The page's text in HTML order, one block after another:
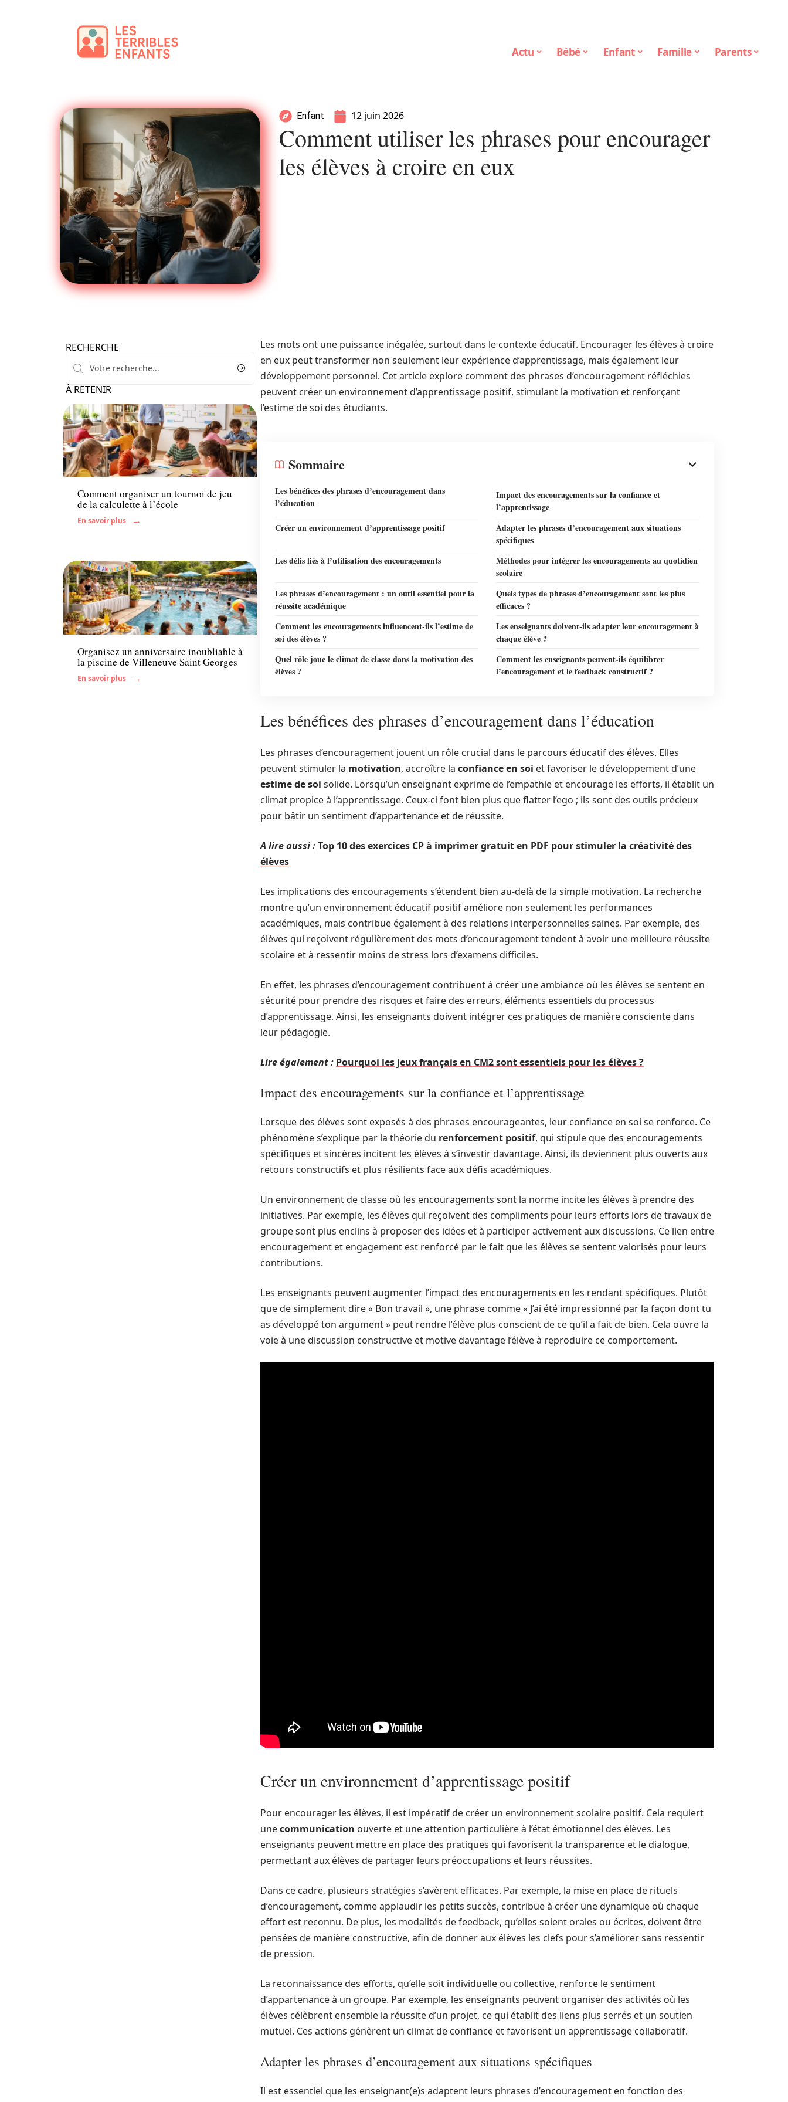
Actu Bébé Enfant Famille Parents
Enfant 12 juin 2026
Comment utiliser les phrases pour encourager
les élèves à croire en eux
RECHERCHE
À RETENIR
Enfant
Comment organiser un tournoi de jeu
de la calculette à l’école
En savoir plus
Famille
Organisez un anniversaire inoubliable à
la piscine de Villeneuve Saint Georges
En savoir plus
Les mots ont une puissance inégalée, surtout dans le contexte éducatif. Encourager les élèves à croire
en eux peut transformer non seulement leur expérience d’apprentissage, mais également leur
développement personnel. Cet article explore comment des phrases d’encouragement réfléchies
peuvent créer un environnement d’apprentissage positif, stimulant la motivation et renforçant
l’estime de soi des étudiants.
Sommaire
Les bénéfices des phrases d’encouragement dans
l’éducation
Impact des encouragements sur la confiance et
l’apprentissage
Créer un environnement d’apprentissage positif
Adapter les phrases d’encouragement aux situations
spécifiques
Les défis liés à l’utilisation des encouragements
Méthodes pour intégrer les encouragements au quotidien
scolaire
Les phrases d’encouragement : un outil essentiel pour la
réussite académique
Quels types de phrases d’encouragement sont les plus
efficaces ?
Comment les encouragements influencent-ils l’estime de
soi des élèves ?
Les enseignants doivent-ils adapter leur encouragement à
chaque élève ?
Quel rôle joue le climat de classe dans la motivation des
élèves ?
Comment les enseignants peuvent-ils équilibrer
l’encouragement et le feedback constructif ?
Les bénéfices des phrases d’encouragement dans l’éducation
Les phrases d’encouragement jouent un rôle crucial dans le parcours éducatif des élèves. Elles
peuvent stimuler la motivation, accroître la confiance en soi et favoriser le développement d’une
estime de soi solide. Lorsqu’un enseignant exprime de l’empathie et encourage les efforts, il établit un
climat propice à l’apprentissage. Ceux-ci font bien plus que flatter l’ego ; ils sont des outils précieux
pour bâtir un sentiment d’appartenance et de réussite.
A lire aussi :Top 10 des exercices CP à imprimer gratuit en PDF pour stimuler la créativité des
élèves
Les implications des encouragements s’étendent bien au-delà de la simple motivation. La recherche
montre qu’un environnement éducatif positif améliore non seulement les performances
académiques, mais contribue également à des relations interpersonnelles saines. Par exemple, des
élèves qui reçoivent régulièrement des mots d’encouragement tendent à avoir une meilleure réussite
scolaire et à ressentir moins de stress lors d’examens difficiles.
En effet, les phrases d’encouragement contribuent à créer une ambiance où les élèves se sentent en
sécurité pour prendre des risques et faire des erreurs, éléments essentiels du processus
d’apprentissage. Ainsi, les enseignants doivent intégrer ces pratiques de manière consciente dans
leur pédagogie.
Lire également : Pourquoi les jeux français en CM2 sont essentiels pour les élèves ?
Impact des encouragements sur la confiance et l’apprentissage
Lorsque des élèves sont exposés à des phrases encourageantes, leur confiance en soi se renforce. Ce
phénomène s’explique par la théorie du renforcement positif, qui stipule que des encouragements
spécifiques et sincères incitent les élèves à s’investir davantage. Ainsi, ils deviennent plus ouverts aux
retours constructifs et plus résilients face aux défis académiques.
Un environnement de classe où les encouragements sont la norme incite les élèves à prendre des
initiatives. Par exemple, les élèves qui reçoivent des compliments pour leurs efforts lors de travaux de
groupe sont plus enclins à proposer des idées et à participer activement aux discussions. Ce lien entre
encouragement et engagement est renforcé par le fait que les élèves se sentent valorisés pour leurs
contributions.
Les enseignants peuvent augmenter l’impact des encouragements en les rendant spécifiques. Plutôt
que de simplement dire « Bon travail », une phrase comme « J’ai été impressionné par la façon dont tu
as développé ton argument » peut rendre l’élève plus conscient de ce qu’il a fait de bien. Cela ouvre la
voie à une discussion constructive et motive davantage l’élève à reproduire ce comportement.
Créer un environnement d’apprentissage positif
Pour encourager les élèves, il est impératif de créer un environnement scolaire positif. Cela requiert
unecommunication ouverte et une attention particulière à l’état émotionnel des élèves. Les
enseignants peuvent mettre en place des pratiques qui favorisent la transparence et le dialogue,
permettant aux élèves de partager leurs préoccupations et leurs réussites.
Dans ce cadre, plusieurs stratégies s’avèrent efficaces. Par exemple, la mise en place de rituels
d’encouragement, comme applaudir les petits succès, contribue à créer une dynamique où chaque
effort est reconnu. De plus, les modalités de feedback, qu’elles soient orales ou écrites, doivent être
pensées de manière constructive, afin de donner aux élèves les clefs pour s’améliorer sans ressentir
de pression.
La reconnaissance des efforts, qu’elle soit individuelle ou collective, renforce le sentiment
d’appartenance à un groupe. Par exemple, les enseignants peuvent organiser des activités où les
élèves célèbrent ensemble la réussite d’un projet, ce qui établit des liens plus serrés et un soutien
mutuel. Ces actions génèrent un climat de confiance et favorisent un apprentissage collaboratif.
Adapter les phrases d’encouragement aux situations spécifiques
Il est essentiel que les enseignant(e)s adaptent leurs phrases d’encouragement en fonction des